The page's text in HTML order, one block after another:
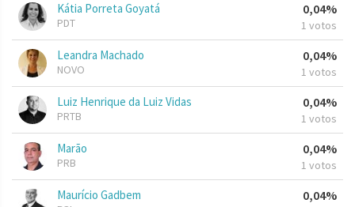
Kátia Porreta Goyatá
PDT
0,04%
1 votos
Leandra Machado
NOVO
0,04%
1 votos
Luiz Henrique da Luiz Vidas
PRTB
0,04%
1 votos
Marão
PRB
0,04%
1 votos
Maurício Gadbem 0,04%